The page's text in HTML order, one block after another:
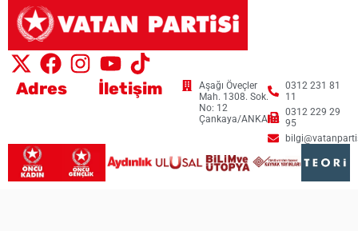
Adres
Aşağı Öveçler
Mah. 1308. Sok.
No: 12
Çankaya/ANKARA
İletişim
0312 231 81
11
0312 229 29
95